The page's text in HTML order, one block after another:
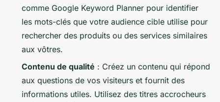
comme Google Keyword Planner pour identifier
les mots-clés que votre audience cible utilise pour
rechercher des produits ou des services similaires
aux vôtres.
Contenu de qualité : Créez un contenu qui répond
aux questions de vos visiteurs et fournit des
informations utiles. Utilisez des titres accrocheurs